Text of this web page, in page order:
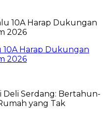
10A Harap Dukungan
2026